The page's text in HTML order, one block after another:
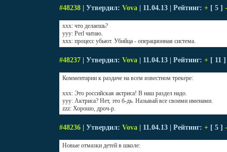
#48238 | Утвердил: Vova | 11.04.13 | Рейтинг: + [ 5 ] -
xxx: что делаешь?
yyy: Perl читаю.
xxx: процесс убьют. Убийца - операционная система.
#48237 | Утвердил: Vova | 11.04.13 | Рейтинг: + [ 11
Комментарии к раздаче на всем известном трекере:
xxx: Это российская актриса! В наш раздел надо.
yyy: Актриса? Нет, это б-дь. Называй все своими именами.
zzz: Хорошо, дроч-р.
#48236 | Утвердил: Vova | 11.04.13 | Рейтинг: + [ 5 ] -
Новые отмазки детей в школе: